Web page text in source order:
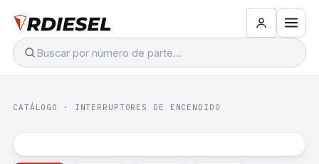
CATÁLOGO · INTERRUPTORES DE ENCENDIDO